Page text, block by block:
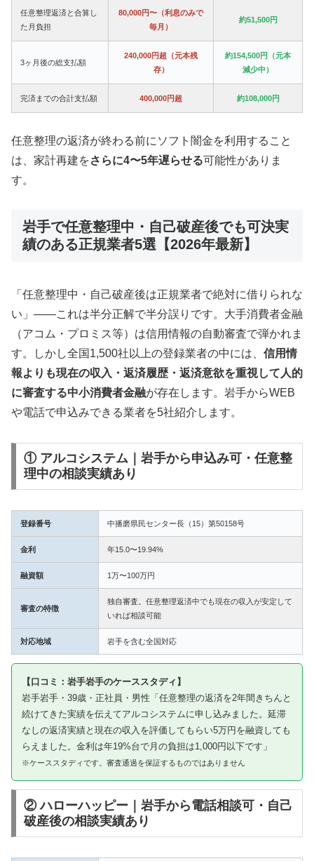
任意整理返済と合算し
た月負担
80,000円〜（利息のみで
毎月）
約51,500円
3ヶ月後の総支払額
240,000円超（元本残
存）
約154,500円（元本
減少中）
完済までの合計支払額 400,000円超 約108,000円
任意整理の返済が終わる前にソフト闇金を利用すること
は、家計再建をさらに4〜5年遅らせる可能性がありま
す。
岩手で任意整理中・自己破産後でも可決実
績のある正規業者5選【2026年最新】
「任意整理中・自己破産後は正規業者で絶対に借りられな
い」——これは半分正解で半分誤りです。大手消費者金融
（アコム・プロミス等）は信用情報の自動審査で弾かれま
す。しかし全国1,500社以上の登録業者の中には、 信用情
報よりも現在の収入・返済履歴・返済意欲を重視して人的
に審査する中小消費者金融が存在します。岩手からWEB
や電話で申込みできる業者を5社紹介します。
① アルコシステム｜岩手から申込み可・任意整
理中の相談実績あり
登録番号 中播磨県民センター長（15）第50158号
金利 年15.0〜19.94%
融資額 1万〜100万円
審査の特徴
独自審査。任意整理返済中でも現在の収入が安定して
いれば相談可能
対応地域 岩手を含む全国対応
【口コミ：岩手岩手のケーススタディ】
岩手岩手・39歳・正社員・男性「任意整理の返済を2年間きちんと
続けてきた実績を伝えてアルコシステムに申し込みました。延滞
なしの返済実績と現在の収入を評価してもらい5万円を融資しても
らえました。金利は年19%台で月の負担は1,000円以下です」
※ケーススタディです。審査通過を保証するものではありません
② ハローハッピー｜岩手から電話相談可・自己
破産後の相談実績あり